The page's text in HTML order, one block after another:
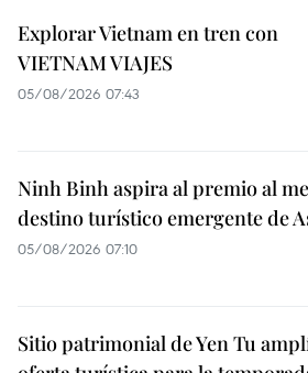
Explorar Vietnam en tren con
VIETNAM VIAJES
05/08/2026 07:43
Ninh Binh aspira al premio al
destino turístico emergente de
05/08/2026 07:10
Sitio patrimonial de Yen Tu